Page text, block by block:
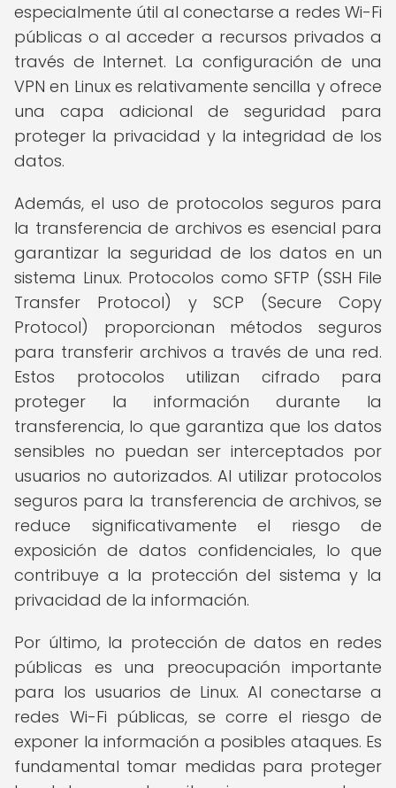
especialmente útil al conectarse a redes Wi-Fi
públicas o al acceder a recursos privados a
través de Internet. La configuración de una
VPN en Linux es relativamente sencilla y ofrece
una capa adicional de seguridad para
proteger la privacidad y la integridad de los
datos.
Además, el uso de protocolos seguros para
la transferencia de archivos es esencial para
garantizar la seguridad de los datos en un
sistema Linux. Protocolos como SFTP (SSH File
Transfer Protocol) y SCP (Secure Copy
Protocol) proporcionan métodos seguros
para transferir archivos a través de una red.
Estos protocolos utilizan cifrado para
proteger la información durante la
transferencia, lo que garantiza que los datos
sensibles no puedan ser interceptados por
usuarios no autorizados. Al utilizar protocolos
seguros para la transferencia de archivos, se
reduce significativamente el riesgo de
exposición de datos confidenciales, lo que
contribuye a la protección del sistema y la
privacidad de la información.
Por último, la protección de datos en redes
públicas es una preocupación importante
para los usuarios de Linux. Al conectarse a
redes Wi-Fi públicas, se corre el riesgo de
exponer la información a posibles ataques. Es
fundamental tomar medidas para proteger